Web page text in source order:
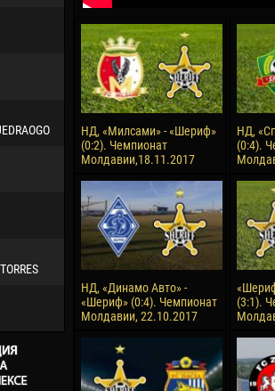
24 February
Vladislav COSTIN
02 March
Veaceslav COZMA
09 March
Emmanuel AFETSE
20 March
Jayder Moreno ASPRILLA
22 March
Samba KONÉ
26 March
Vitor Hugo Morais de OLIVEIRA
28 March
Raí LOPES DE OLIVEIRA
24
15
24
28
10
15
Ivan
НД, «Милсами» - «Шериф»
(0:2). Чемпионат
Молдавии,18.11.2017
НД,
(0:4).
НД, «Динамо Авто» -
«Шериф» (0:4). Чемпионат
Молдавии, 22.10.2017
(3:1).